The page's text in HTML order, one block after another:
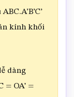
dàng
= OA’ =